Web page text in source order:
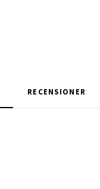
RECENSIONER